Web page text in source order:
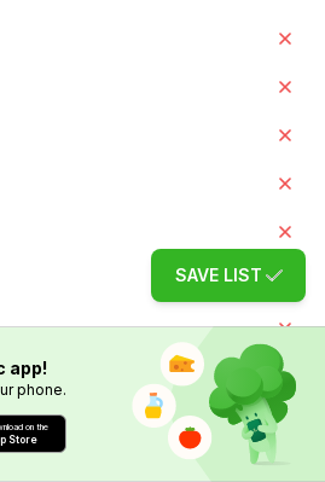
SAVE LIST
app!
phone.
on the
Store